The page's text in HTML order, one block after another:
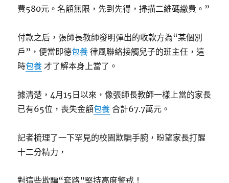
費580元。名額無限，先到先得，掃描二維碼繳費。”
付款之后，張師長教師發明彈出的收款方為“某個別
戶”，便當即德包養 律風聯絡接觸兒子的班主任，這
時包養 才了解本身上當了。
據清楚，4月15日以來，像張師長教師一樣上當的家長
已有65位，喪失金額包養 合計67.7萬元。
記者梳理了一下罕見的校園欺騙手腕，盼望家長打醒
十二分精力，
對這些欺騙“套路”堅持高度警戒！